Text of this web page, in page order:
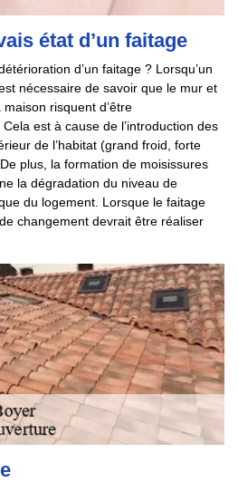
état d’un faitage
d’un faitage ? Lorsqu’un
nécessaire de savoir que le mur et
risquent d’être
est à cause de l’introduction des
de l’habitat (grand froid, forte
plus, la formation de moisissures
la dégradation du niveau de
du logement. Lorsque le faitage
changement devrait être réaliser